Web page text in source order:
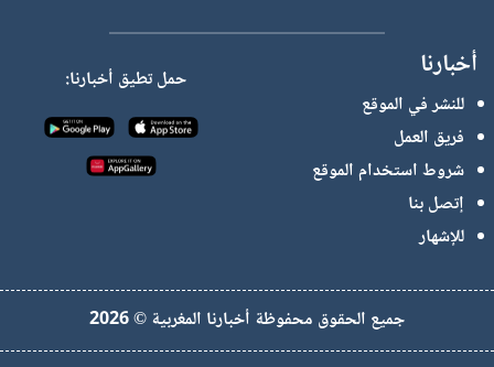
حمل تطيق أخبارنا: أخبارنا
للنشر في الموقع
فريق العمل
شروط استخدام الموقع
إتصل بنا
للإشهار
جميع الحقوق محفوظة أخبارنا المغربية © 2026